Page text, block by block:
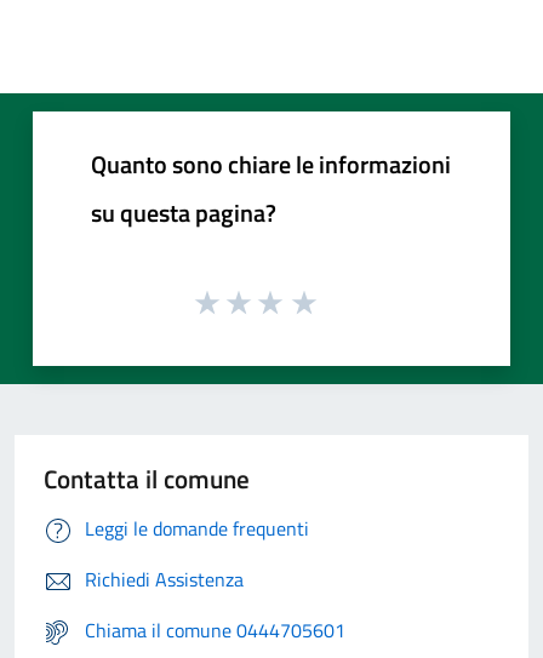
Quanto sono chiare le informazioni
su questa pagina?
Contatta il comune
Leggi le domande frequenti
Richiedi Assistenza
Chiama il comune 0444705601